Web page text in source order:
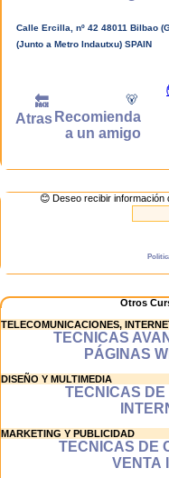
de
eficaz.
te
que
los
de
por
Calle Ercilla, nº 42 48011 Bilbao
(Junto a Metro Indautxu) SPAIN
🔙
Atras
🐻
Recomienda
a un amigo
😊 Deseo recibir
Otros
TELECOMUNICACIONES,
TECNICAS
PÁGINAS
DISEÑO Y MULTIMEDIA
TECNICAS DE
MARKETING Y PUBLICIDAD
TECNICAS DE
VENTA